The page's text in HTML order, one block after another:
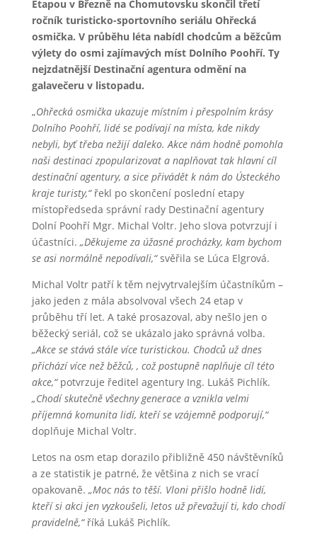
Etapou v Březně na Chomutovsku skončil třetí
ročník turisticko-sportovního seriálu Ohřecká
osmička. V průběhu léta nabídl chodcům a běžcům
výlety do osmi zajímavých míst Dolního Poohří. Ty
nejzdatnější Destinační agentura odmění na
galavečeru v listopadu.
„Ohřecká osmička ukazuje místním i přespolním krásy
Dolního Poohří, lidé se podívají na místa, kde nikdy
nebyli, byť třeba nežijí daleko. Akce nám hodně pomohla
naši destinaci zpopularizovat a naplňovat tak hlavní cíl
destinační agentury, a sice přivádět k nám do Ústeckého
kraje turisty,“řekl po skončení poslední etapy
místopředseda správní rady Destinační agentury
Dolní Poohří Mgr. Michal Voltr. Jeho slova potvrzují i
účastníci. „Děkujeme za úžasné procházky, kam bychom
se asi normálně nepodívali,“svěřila se Lúca Elgrová.
Michal Voltr patří k těm nejvytrvalejším účastníkům –
jako jeden z mála absolvoval všech 24 etap v
průběhu tří let. A také prosazoval, aby nešlo jen o
běžecký seriál, což se ukázalo jako správná volba.
„Akce se stává stále více turistickou. Chodců už dnes
přichází více než běžců, , což postupně naplňuje cíl této
akce,“ potvrzuje ředitel agentury Ing. Lukáš Pichlík.
„Chodí skutečně všechny generace a vznikla velmi
příjemná komunita lidí, kteří se vzájemně podporují,“
doplňuje Michal Voltr.
Letos na osm etap dorazilo přibližně 450 návštěvníků
a ze statistik je patrné, že většina z nich se vrací
opakovaně. „Moc nás to těší. Vloni přišlo hodně lidí,
kteří si akci jen vyzkoušeli, letos už převažují ti, kdo chodí
pravidelně,“říká Lukáš Pichlík.